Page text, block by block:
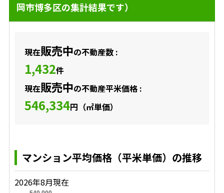
岡市博多区の集計結果です）
現在販売中の不動産数 :
1,432件
現在販売中の不動産平米価格 :
546,334円（㎡単価）
マンション平均価格（平米単価）の推移
2026年8月現在